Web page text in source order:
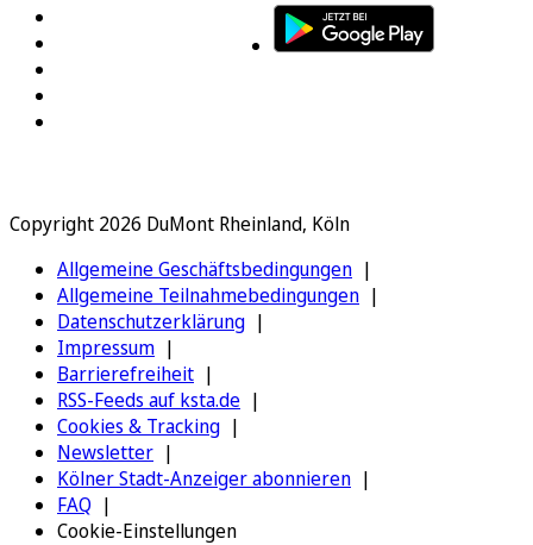
Copyright 2026 DuMont Rheinland, Köln
Allgemeine Geschäftsbedingungen
Allgemeine Teilnahmebedingungen
Datenschutzerklärung
Impressum
Barrierefreiheit
RSS-Feeds auf ksta.de
Cookies & Tracking
Newsletter
Kölner Stadt-Anzeiger abonnieren
FAQ
Cookie-Einstellungen